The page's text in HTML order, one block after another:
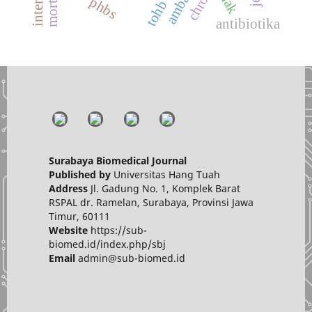
antibiotika
tohb
phbs
Surabaya Biomedical Journal
Published byUniversitas Hang Tuah
AddressJl. Gadung No. 1, Komplek Barat
RSPAL dr. Ramelan, Surabaya, Provinsi Jawa
Timur, 60111
Website https://sub-
biomed.id/index.php/sbj
Email admin@sub-biomed.id